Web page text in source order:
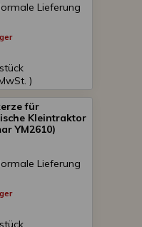
Lieferung
)
für
Kleintraktor
YM2610)
Lieferung